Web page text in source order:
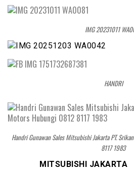
IMG 20231011
HANDRI
Handri Gunawan Sales Mitsubishi Jakarta PT.
8117 1983
MITSUBISHI JAKARTA